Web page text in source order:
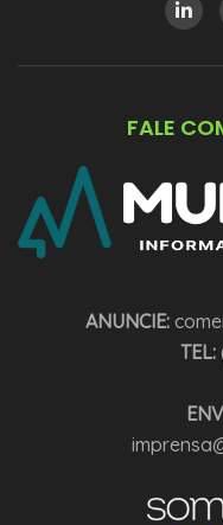
FALE
ANUNCIE:
TEL: